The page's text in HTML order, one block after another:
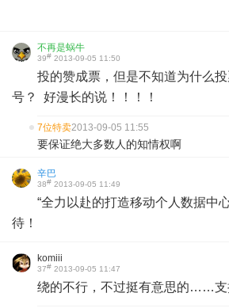
不再是蜗牛
39# 2013-09-05 11:50
投的赞成票，但是不知道为什么
号？ 好漫长的说！！！！
7位特卖2013-09-05 11:55
要保证绝大多数人的知情权啊
辛巴
38# 2013-09-05 11:49
“全力以赴的打造移动个人数据
待！
komiii
37# 2013-09-05 11:47
绕的不行，不过挺有意思的……支